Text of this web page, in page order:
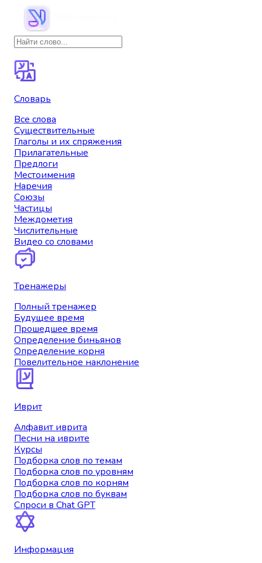
Словарь
Все слова
Существительные
Глаголы и их спряжения
Прилагательные
Предлоги
Местоимения
Наречия
Союзы
Частицы
Междометия
Числительные
Видео со словами
Тренажеры
Полный тренажер
Будущее время
Прошедшее время
Определение биньянов
Определение корня
Повелительное наклонение
Иврит
Алфавит иврита
Песни на иврите
Курсы
Подборка слов по темам
Подборка слов по уровням
Подборка слов по корням
Подборка слов по буквам
Спроси в Chat GPT
Информация